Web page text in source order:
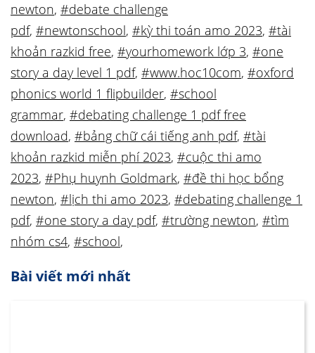
newton, #debate challenge
pdf, #newtonschool, #kỳ thi toán amo 2023, #tài
khoản razkid free, #yourhomework lớp 3, #one
story a day level 1 pdf, #www.hoc10com, #oxford
phonics world 1 flipbuilder, #school
grammar, #debating challenge 1 pdf free
download, #bảng chữ cái tiếng anh pdf, #tài
khoản razkid miễn phí 2023, #cuộc thi amo
2023, #Phụ huynh Goldmark, #đề thi học bổng
newton, #lịch thi amo 2023, #debating challenge 1
pdf, #one story a day pdf, #trường newton, #tìm
nhóm cs4, #school,
Bài viết mới nhất